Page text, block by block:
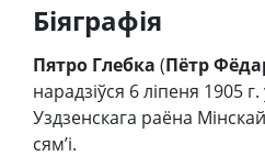
Біяграфія
Пятро Глебка (Пётр
нарадзіўся 6 ліпеня 1905
Уздзенскага раёна
сям’і.